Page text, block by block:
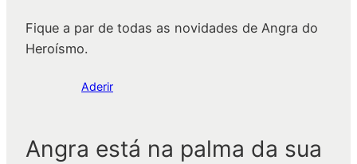
Fique a par de todas as novidades de Angra do
Heroísmo.
Aderir
Angra está na palma da sua